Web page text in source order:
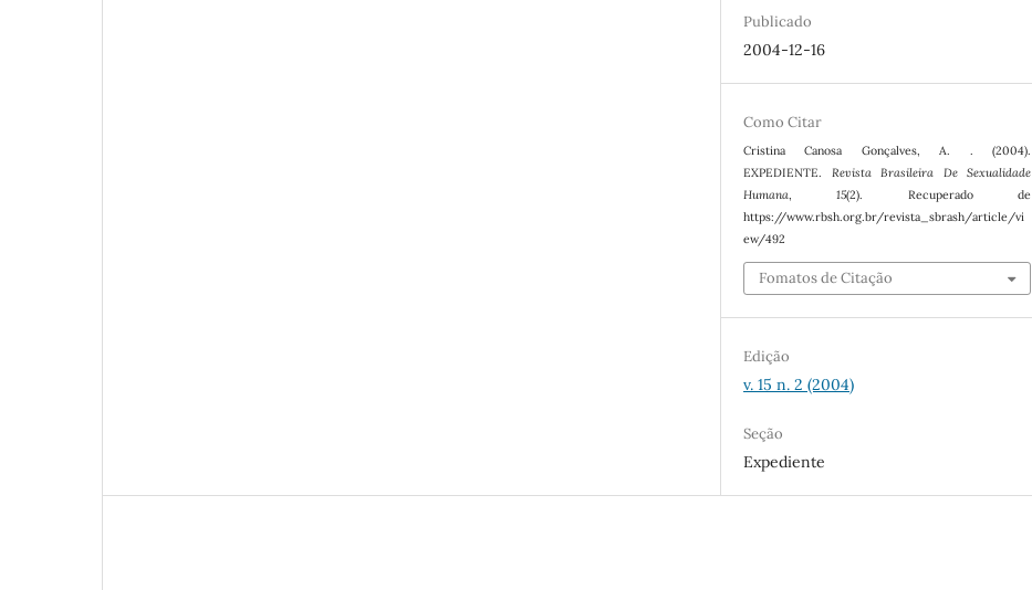
Publicado
2004-12-16
Como Citar
Cristina Canosa Gonçalves, A. . (2004).
EXPEDIENTE. Revista Brasileira De Sexualidade
Humana,15(2). Recuperado de
https://www.rbsh.org.br/revista_sbrash/article/vi
ew/492
Fomatos de Citação
Edição
v. 15 n. 2 (2004)
Seção
Expediente